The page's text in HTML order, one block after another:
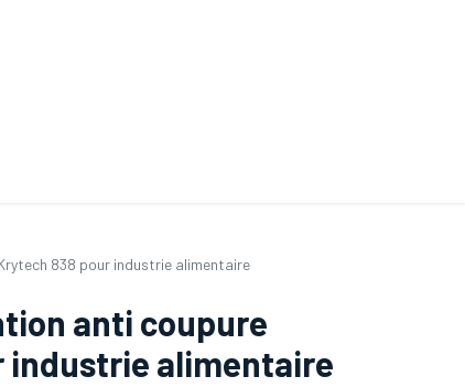
838 pour industrie alimentaire
anti coupure
industrie alimentaire